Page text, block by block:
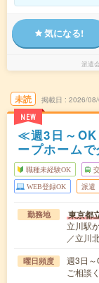
気になる!
派遣
未読
NEW
掲載日 2026/
≪週3日～OK
ープホーム
職種未経験OK
WEB登録OK 派遣
勤務地 東京都
立川駅
／立川
曜日頻度
週3日
ご相談